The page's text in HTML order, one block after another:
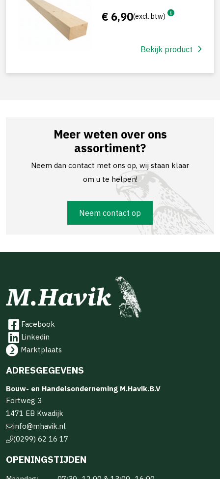
€ 6,90(excl. btw)
Bekijk product
Meer weten over ons
assortiment?
Neem dan contact met ons op, wij staan klaar
om u te helpen!
Neem contact op
Facebook
Linkedin
Marktplaats
ADRESGEGEVENS
Bouw- en Handelsonderneming M.Havik.B.V
Fortweg 3
1471 EB Kwadijk
info@mhavik.nl
(0299) 62 16 17
OPENINGSTIJDEN